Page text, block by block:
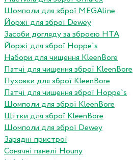
Шомполи для зброї MEGAline
Йоржі для зброї Dewey
Засоби догляду за зброєю HTA
Йоржі для зброї Hoppe`s
Набори для чищення KleenBore
Патчі для чищення зброї KleenBore
Пуховки для зброї KleenBore
Патчі для чищення зброї Hoppe`s
Шомполи для зброї KleenBore
Щітки для зброї KleenBore
Шомполи для зброї Dewey
Зарядні пристрої
Сонячні панелі Houny